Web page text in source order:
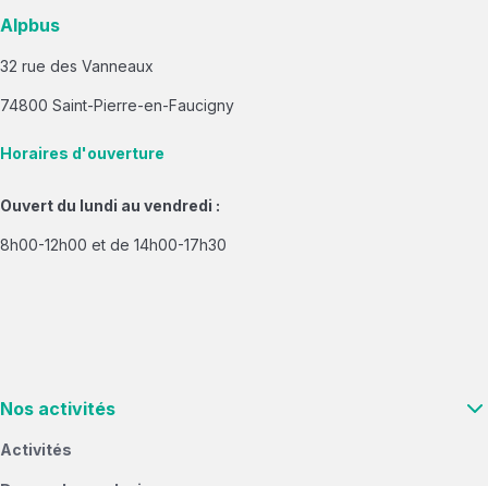
Alpbus
32 rue des Vanneaux
74800 Saint-Pierre-en-Faucigny
Horaires d'ouverture
Ouvert du lundi au vendredi :
8h00-12h00 et de 14h00-17h30
Nos activités
Activités